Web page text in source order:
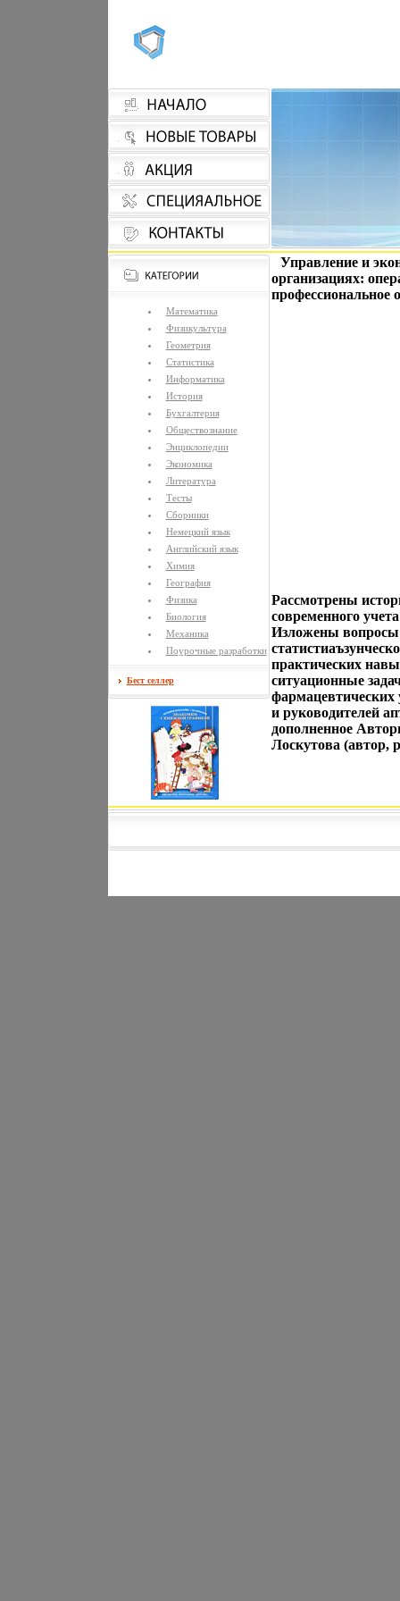
Математика
Физикультура
Геометрия
Статистика
Информатика
История
Бухгалтерия
Обществознание
Энциклопедии
Экономика
Литература
Тесты
Сборники
Немецкий язык
Английский язык
Химия
География
Физика
Биология
Механика
Поурочные разработки
Бест селлер
Управление и
организациях:
профессиональное
Рассмотрены
современного
Изложены вопросы
практических
ситуационные
фармацевтических
и руководителей
дополненное
Лоскутова (автор,